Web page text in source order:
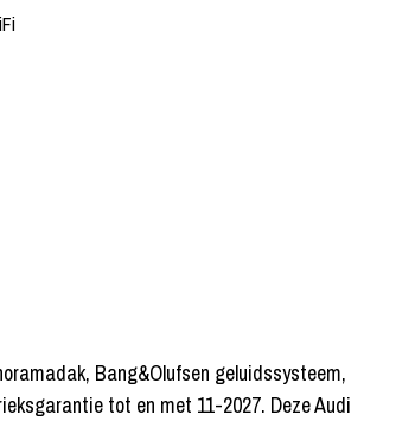
Bang&Olufsen geluidssysteem,
tot en met 11-2027. Deze Audi